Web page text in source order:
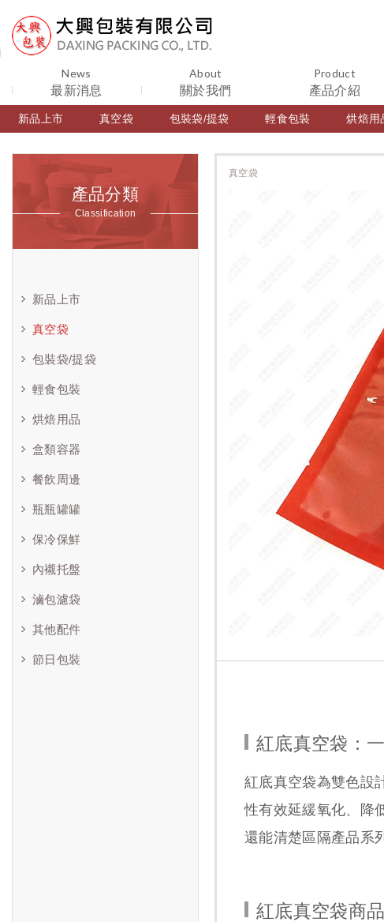
News
最新消息
About
關於我們
Product
產品介紹
新品上市 真空袋 包裝袋/提袋 輕食包裝 烘焙用
產品分類
Classification
新品上市
真空袋
包裝袋/提袋
輕食包裝
烘焙用品
盒類容器
餐飲周邊
瓶瓶罐罐
保冷保鮮
內襯托盤
滷包濾袋
其他配件
節日包裝
真空袋
紅底真空袋：
紅底真空袋為雙色設
性有效延緩氧化、降
還能清楚區隔產品系
紅底真空袋商